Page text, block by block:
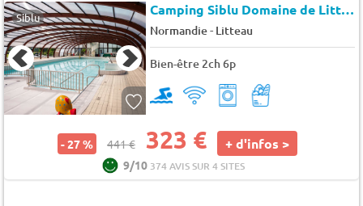
Siblu Camping Siblu Domaine de Litteau
Normandie- Litteau
Bien-être 2ch 6p
- 27 % 441 € 323 € + d'infos >
9/10 374 AVIS SUR 4 SITES